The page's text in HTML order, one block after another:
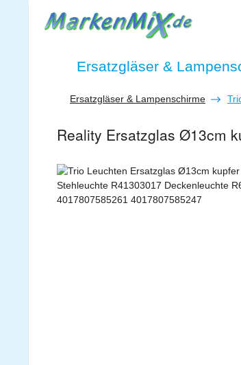
Hauptinhalt springen
Zur Suche springen
Zur Hauptnavigation springen
Ersatzgläser &
Ersatzgläser & Lampenschirme
Reality Ersatzglas Ø13cm
Bildergalerie überspringen